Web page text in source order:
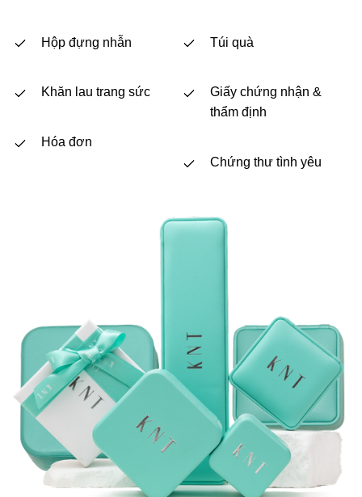
Hộp đựng nhẫn
Khăn lau trang sức
Hóa đơn
Túi quà
Giấy chứng nhận &
thẩm định
Chứng thư tình yêu